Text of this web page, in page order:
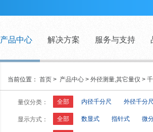
产品中心 解决方案 服务与支持
当前位置： 首页 > 产品中心 > 外径测量,其它量仪 >
量仪分类： 全部 内径千分尺 外径千分尺
显示方式： 全部 数显式 指针式 微